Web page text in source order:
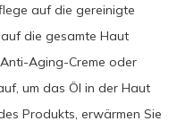
auf die gereinigte
die gesamte Haut
Aging-Creme oder
um das Öl in der Haut
Produkts, erwärmen Sie